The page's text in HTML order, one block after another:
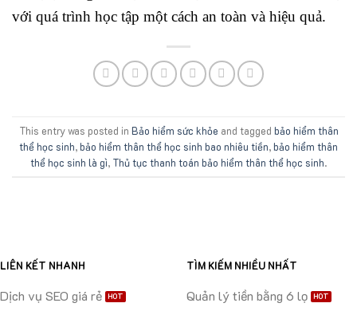
với quá trình học tập một cách an toàn và hiệu quả.
This entry was posted in Bảo hiểm sức khỏe and tagged bảo hiểm thân
thể học sinh,bảo hiểm thân thể học sinh bao nhiêu tiền,bảo hiểm thân
thể học sinh là gì, Thủ tục thanh toán bảo hiểm thân thể học sinh.
LIÊN KẾT NHANH
Dịch vụ SEO giá rẻ
TÌM KIẾM NHIỀU NHẤT
Quản lý tiền bằng 6 lọ